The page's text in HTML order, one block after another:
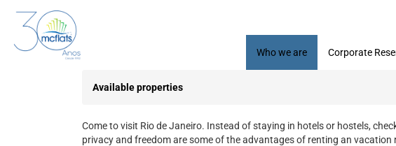
Who we are Corporate
Available properties
Come to visit Rio de Janeiro. Instead of staying in hotels or hostels,
privacy and freedom are some of the advantages of renting an